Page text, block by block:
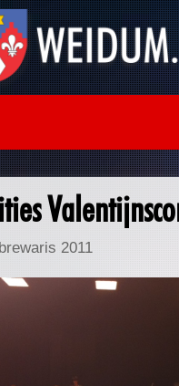
2011